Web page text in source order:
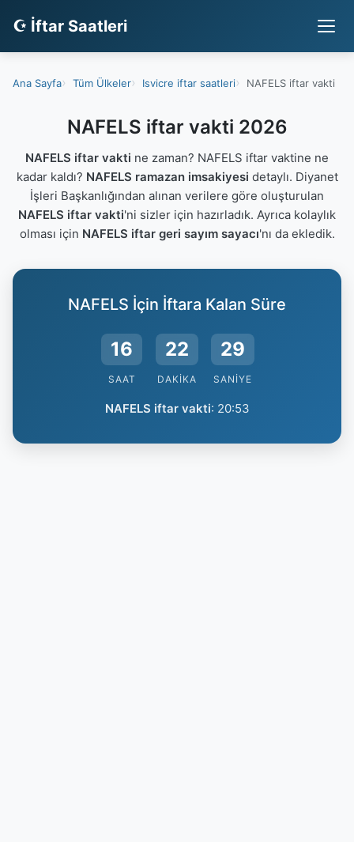
☪ İftar Saatleri
Ana Sayfa Tüm Ülkeler Isvicre iftar saatleri NAFELS iftar vakti
NAFELS iftar vakti 2026
NAFELS iftar vakti ne zaman? NAFELS iftar vaktine ne
kadar kaldı? NAFELS ramazan imsakiyesi detaylı. Diyanet
İşleri Başkanlığından alınan verilere göre oluşturulan
NAFELS iftar vakti'ni sizler için hazırladık. Ayrıca kolaylık
olması için NAFELS iftar geri sayım sayacı'nı da ekledik.
NAFELS İçin İftara Kalan Süre
16
SAAT
22
DAKIKA
29
SANIYE
NAFELS iftar vakti: 20:53